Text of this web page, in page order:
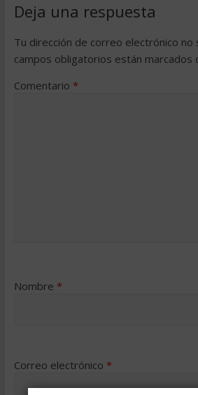
Deja una respuesta
Tu dirección de correo electrónico no
campos obligatorios están marcados
Comentario *
Nombre *
Correo electrónico *